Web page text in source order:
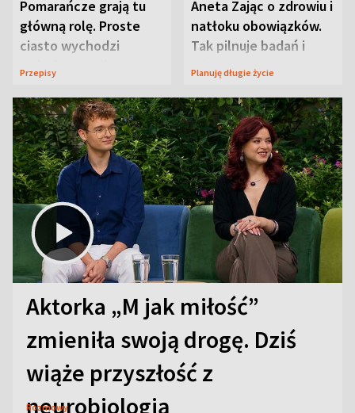
Pomarańcze grają tu
główną rolę. Proste
ciasto wychodzi
wyjątkowo wilgotne
Przepisy
Aneta Zając o zdrowiu i
natłoku obowiązków.
Tak pilnuje badań i
wizyt
Planuję długie życie
Aktorka „M jak miłość”
zmieniła swoją drogę. Dziś
wiąże przyszłość z
neurobiologią
Rozmowy